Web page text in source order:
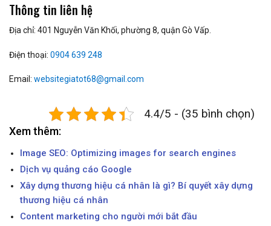
Thông tin liên hệ
Địa chỉ: 401 Nguyễn Văn Khối, phường 8, quận Gò Vấp.
Điện thoại: 0904 639 248
Email: websitegiatot68@gmail.com
4.4/5 - (35 bình chọn)
Xem thêm:
Image SEO: Optimizing images for search engines
Dịch vụ quảng cáo Google
Xây dựng thương hiệu cá nhân là gì? Bí quyết xây dựng
thương hiệu cá nhân
Content marketing cho người mới bắt đầu